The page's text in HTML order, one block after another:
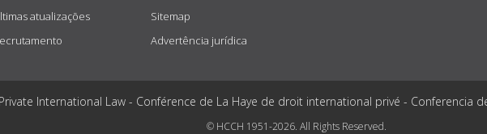
atualizações
Sitemap
Advertência jurídica
International Law - Conférence de La Haye de droit international privé - Conferencia
© HCCH 1951-2026. All Rights Reserved.